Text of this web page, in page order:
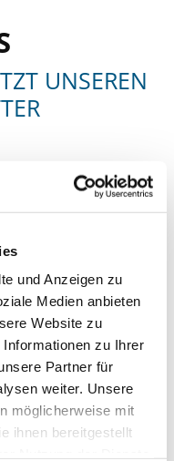
und Anzeigen zu
Medien anbieten
Website zu
zu Ihrer
Partner für
weiter. Unsere
möglicherweise mit
ihnen bereitgestellt
UNSEREN